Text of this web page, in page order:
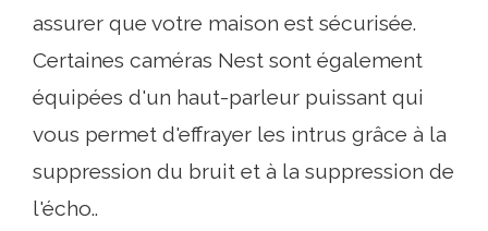
assurer que votre maison est sécurisée.
Certaines caméras Nest sont également
équipées d'un haut-parleur puissant qui
vous permet d'effrayer les intrus grâce à la
suppression du bruit et à la suppression de
l'écho..